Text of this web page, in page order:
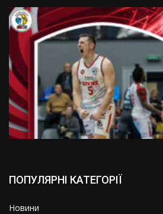
ПОПУЛЯРНІ КАТЕГОРІЇ
Новини